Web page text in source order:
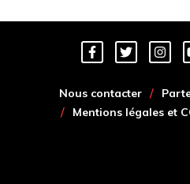
Nous contacter
Mentions légales et